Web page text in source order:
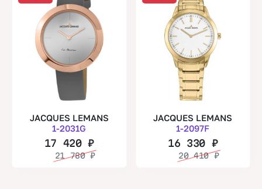
JACQUES LEMANS
1-2031G
17 420₽
21 780₽
JACQUES LEMANS
1-2097F
16 330 ₽
20 410₽